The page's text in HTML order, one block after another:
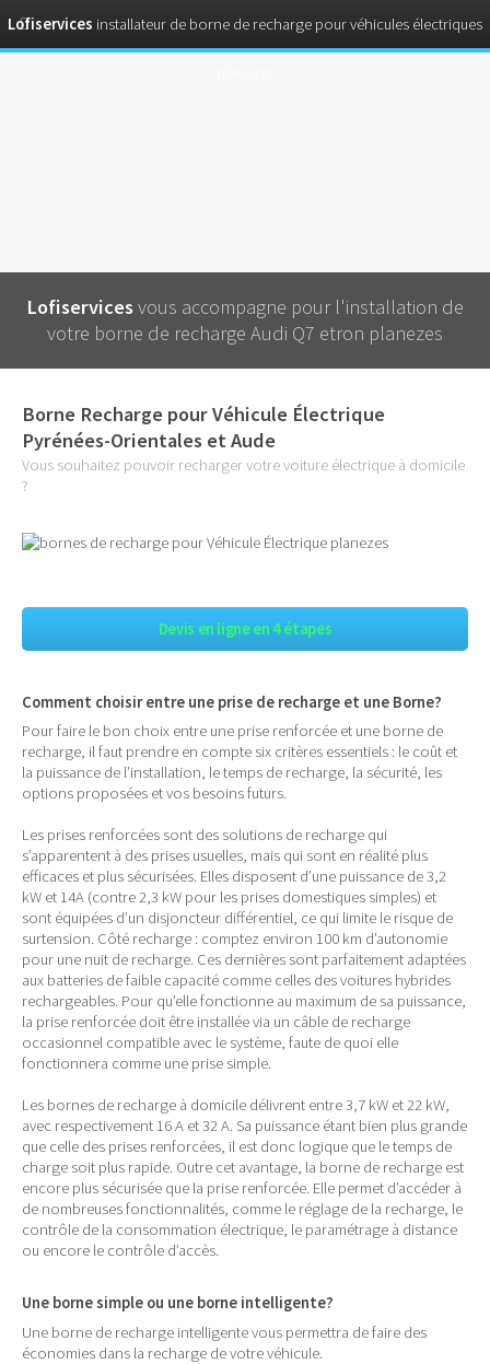
Lofiservices vous accompagne pour l'installation de
votre borne de recharge Audi Q7 etron planezes
Borne Recharge pour Véhicule Électrique
Pyrénées-Orientales et Aude
Vous souhaitez pouvoir recharger votre voiture électrique à domicile
?
Devis en ligne en 4 étapes
Comment choisir entre une prise de recharge et une Borne?
Pour faire le bon choix entre une prise renforcée et une borne de
recharge, il faut prendre en compte six critères essentiels : le coût et
la puissance de l’installation, le temps de recharge, la sécurité, les
options proposées et vos besoins futurs.
Les prises renforcées sont des solutions de recharge qui
s’apparentent à des prises usuelles, mais qui sont en réalité plus
efficaces et plus sécurisées. Elles disposent d’une puissance de 3,2
kW et 14A (contre 2,3 kW pour les prises domestiques simples) et
sont équipées d’un disjoncteur différentiel, ce qui limite le risque de
surtension. Côté recharge : comptez environ 100 km d’autonomie
pour une nuit de recharge. Ces dernières sont parfaitement adaptées
aux batteries de faible capacité comme celles des voitures hybrides
rechargeables. Pour qu’elle fonctionne au maximum de sa puissance,
la prise renforcée doit être installée via un câble de recharge
occasionnel compatible avec le système, faute de quoi elle
fonctionnera comme une prise simple.
Les bornes de recharge à domicile délivrent entre 3,7 kW et 22 kW,
avec respectivement 16 A et 32 A. Sa puissance étant bien plus grande
que celle des prises renforcées, il est donc logique que le temps de
charge soit plus rapide. Outre cet avantage, la borne de recharge est
encore plus sécurisée que la prise renforcée. Elle permet d’accéder à
de nombreuses fonctionnalités, comme le réglage de la recharge, le
contrôle de la consommation électrique, le paramétrage à distance
ou encore le contrôle d’accès.
Une borne simple ou une borne intelligente?
Une borne de recharge intelligente vous permettra de faire des
économies dans la recharge de votre véhicule.
Lofiservices installateur de borne de recharge pour véhicules électriques